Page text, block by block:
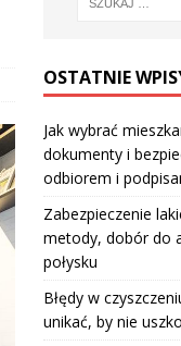
OSTATNIE
Jak wybrać
dokumenty i
odbiorem i
Zabezpieczenie
metody, dobór do
połysku
Błędy w
unikać, by nie